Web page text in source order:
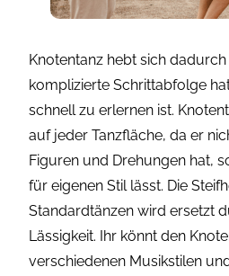
Knotentanz hebt sich
komplizierte Schrittabfolge
schnell zu erlernen ist.
auf jeder Tanzfläche, da er
Figuren und Drehungen hat,
für eigenen Stil lässt. Die
Standardtänzen wird ersetzt
Lässigkeit. Ihr könnt den
verschiedenen Musikstilen